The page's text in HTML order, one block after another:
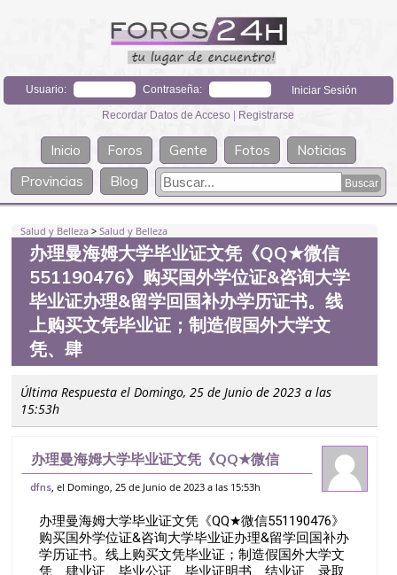
Usuario: Contraseña:
Recordar Datos de Acceso | Registrarse
Inicio Foros Gente Fotos
Noticias
Provincias
Blog
Salud y Belleza >Salud y Belleza
办理曼海姆大学毕业证文凭《QQ★微信
551190476》购买国外学位证&咨询大学
毕业证办理&留学回国补办学历证书。线
上购买文凭毕业证；制造假国外大学文
凭、肆
Última Respuesta el Domingo, 25 de Junio de 2023 a las
15:53h
办理曼海姆大学毕业证文凭《QQ★微信
551190476》购买国外学位证&咨询大学
购买文凭毕业证；制造假国外大学文凭、肆
dfns , el Domingo, 25 de Junio de 2023 a las 15:53h
办理曼海姆大学毕业证文凭《QQ★微信551190476》
购买国外学位证&咨询大学毕业证办理&留学回国补办
学历证书。线上购买文凭毕业证；制造假国外大学文
凭、肆业证、毕业公证、毕业证明书、结业证、录取